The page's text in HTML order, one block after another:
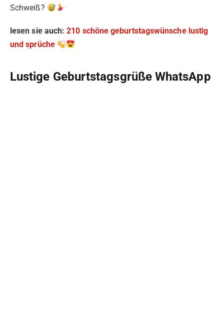
Schweiß?
lesen sie auch:210 schöne geburtstagswünsche lustig
und sprüche
Lustige Geburtstagsgrüße WhatsApp